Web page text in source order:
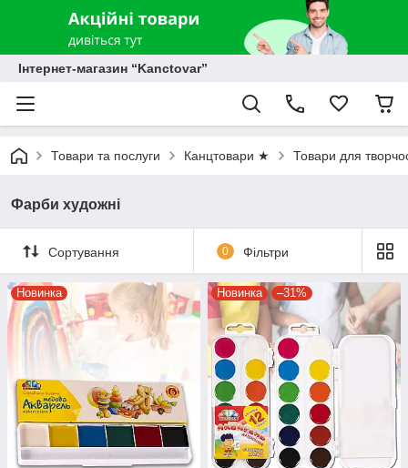
Інтернет-магазин “Kanctovar”
Товари та послуги Канцтовари ★ Товари для
Фарби художні
Сортування 0 Фільтри
Новинка Новинка –31%